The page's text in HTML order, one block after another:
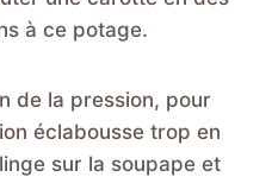
à ce potage.
de la pression, pour
éclabousse trop en
sur la soupape et